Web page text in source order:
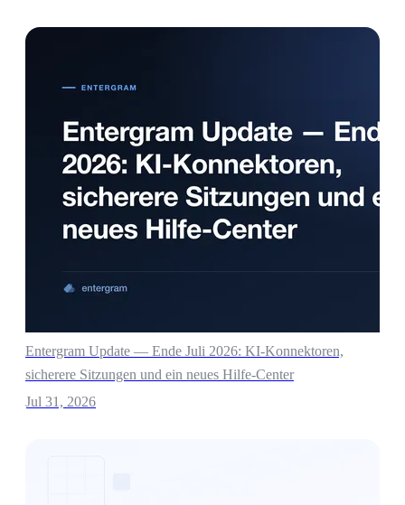
Entergram Update — Ende Juli 2026: KI-Konnektoren,
sicherere Sitzungen und ein neues Hilfe-Center
Jul 31, 2026